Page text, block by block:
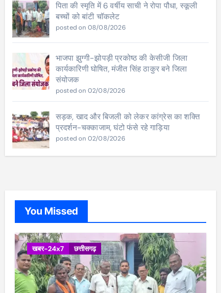
पिता की स्मृति में 6 वर्षीय साची ने रोपा पौधा, स्कूली
बच्चों को बांटी चॉकलेट
posted on 08/08/2026
भाजपा झुग्गी-झोपड़ी प्रकोष्ठ की केसीजी जिला
कार्यकारिणी घोषित, मंजीत सिंह ठाकुर बने जिला
संयोजक
posted on 02/08/2026
सड़क, खाद और बिजली को लेकर कांग्रेस का शक्ति
प्रदर्शन-चक्काजाम, घंटो फंसे रहे गाड़िया
posted on 02/08/2026
You Missed
खबर-24x7 छत्तीसगढ़